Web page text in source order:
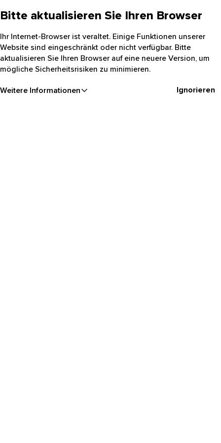
Bitte aktualisieren Sie Ihren Browser
Ihr Internet-Browser ist veraltet. Einige Funktionen unserer
Website sind eingeschränkt oder nicht verfügbar. Bitte
aktualisieren Sie Ihren Browser auf eine neuere Version, um
mögliche Sicherheitsrisiken zu minimieren.
Weitere Informationen Ignorieren